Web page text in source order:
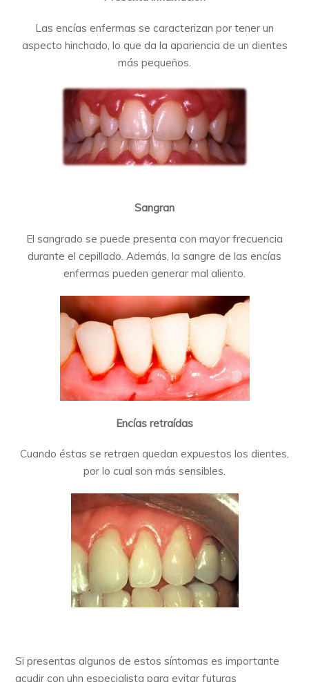
Las encías enfermas se caracterizan por tener un
aspecto hinchado, lo que da la apariencia de un dientes
más pequeños.
Sangran
El sangrado se puede presenta con mayor frecuencia
durante el cepillado. Además, la sangre de las encías
enfermas pueden generar mal aliento.
Encías retraídas
Cuando éstas se retraen quedan expuestos los dientes,
por lo cual son más sensibles.
Si presentas algunos de estos síntomas es importante
acudir con uhn especialista para evitar futuras